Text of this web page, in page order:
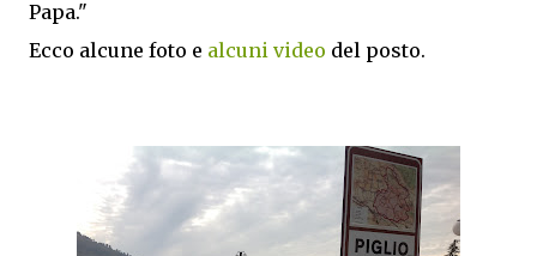
Papa."
Ecco alcune foto e alcuni video del posto.